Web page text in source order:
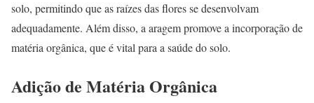
solo, permitindo que as raízes das flores se desenvolvam
adequadamente. Além disso, a aragem promove a incorporação de
matéria orgânica, que é vital para a saúde do solo.
Adição de Matéria Orgânica